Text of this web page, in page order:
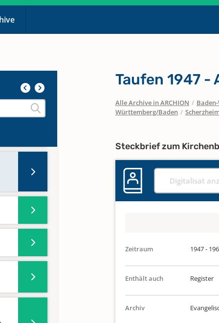
Taufen 1947 -
Alle Archive in ARCHION /
Württemberg/Baden /
Steckbrief zum
Digitalisat
Zeitraum 1947 -
Enthält auch Register
Archiv